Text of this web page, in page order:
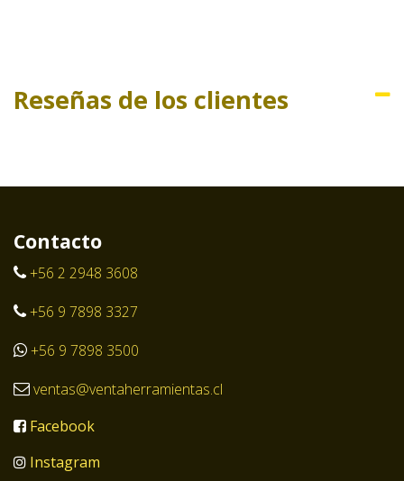
Reseñas de los clientes
Contacto
+56 2 2948 3608
+56 9 7898 3327
+56 9 7898 3500
ventas@ventaherramientas.cl
Facebook
Instagram